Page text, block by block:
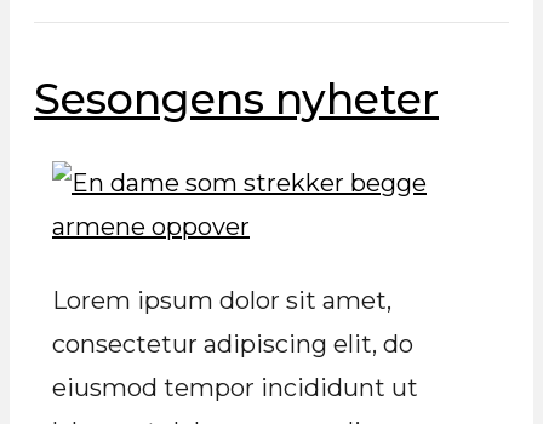
Sesongens nyheter
Lorem ipsum dolor sit amet,
consectetur adipiscing elit, do
eiusmod tempor incididunt ut